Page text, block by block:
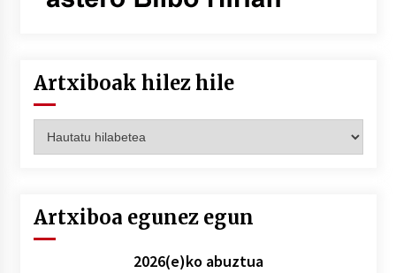
Artxiboak hilez hile
hilez
Artxiboa egunez egun
2026(e)ko abuztua